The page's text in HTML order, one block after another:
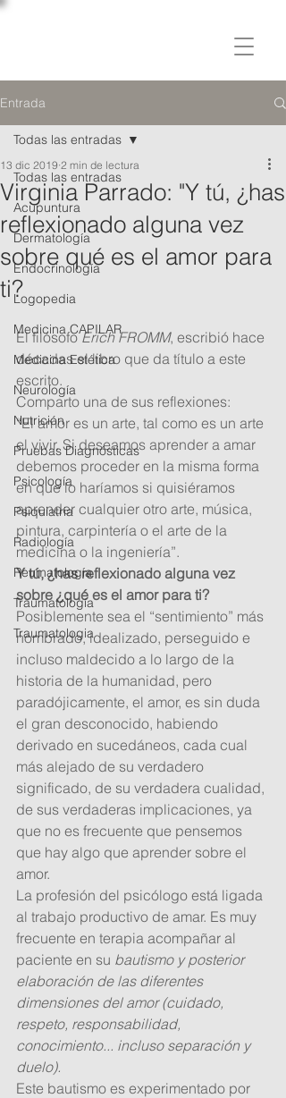
Entrada
Todas las entradas
Acupuntura
Dermatología
Endocrinología
Logopedia
Medicina CAPILAR
Medicina Estética
Neurología
Nutrición
Pruebas Diagnósticas
Psicología
Psiquiatria
Radiología
Reumatología
Traumatología
Traumatologia
Todas las entradas
Virginia Parrado: "Y tú, ¿has
reflexionado alguna vez
sobre qué es el amor para
ti?
13 dic 2019 2 min de lectura
El filósofo Erich FROMM, escribió hace
décadas el libro que da título a este
escrito.
Comparto una de sus reflexiones:
“El amor es un arte, tal como es un arte
el vivir. Si deseamos aprender a amar
debemos proceder en la misma forma
en que lo haríamos si quisiéramos
aprender cualquier otro arte, música,
pintura, carpintería o el arte de la
medicina o la ingeniería”.
Y tú, ¿has reflexionado alguna vez
sobre ¿qué es el amor para ti?
Posiblemente sea el “sentimiento” más
nombrado, idealizado, perseguido e
incluso maldecido a lo largo de la
historia de la humanidad, pero
paradójicamente, el amor, es sin duda
el gran desconocido, habiendo
derivado en sucedáneos, cada cual
más alejado de su verdadero
significado, de su verdadera cualidad,
de sus verdaderas implicaciones, ya
que no es frecuente que pensemos
que hay algo que aprender sobre el
amor.
La profesión del psicólogo está ligada
al trabajo productivo de amar. Es muy
frecuente en terapia acompañar al
paciente en su bautismo y posterior
elaboración de las diferentes
dimensiones del amor (cuidado,
respeto, responsabilidad,
conocimiento... incluso separación y
duelo).
Este bautismo es experimentado por